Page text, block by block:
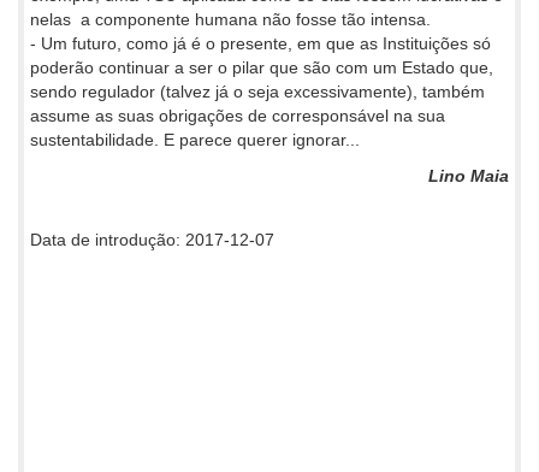
nelas a componente humana não fosse tão intensa.
- Um futuro, como já é o presente, em que as Instituições só
poderão continuar a ser o pilar que são com um Estado que,
sendo regulador (talvez já o seja excessivamente), também
assume as suas obrigações de corresponsável na sua
sustentabilidade. E parece querer ignorar...
Lino Maia
Data de introdução: 2017-12-07